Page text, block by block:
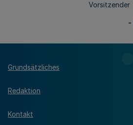
Vorsitzender
-
Grundsätzliches
Redaktion
Kontakt